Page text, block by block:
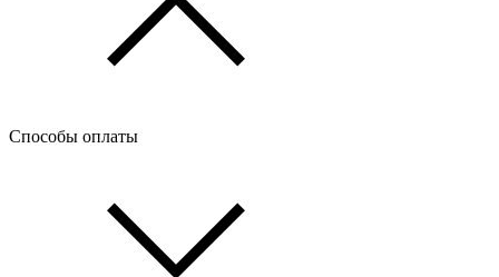
Способы оплаты